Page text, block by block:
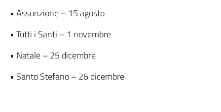
• Assunzione – 15 agosto
• Tutti i Santi – 1 novembre
• Natale – 25 dicembre
• Santo Stefano – 26 dicembre